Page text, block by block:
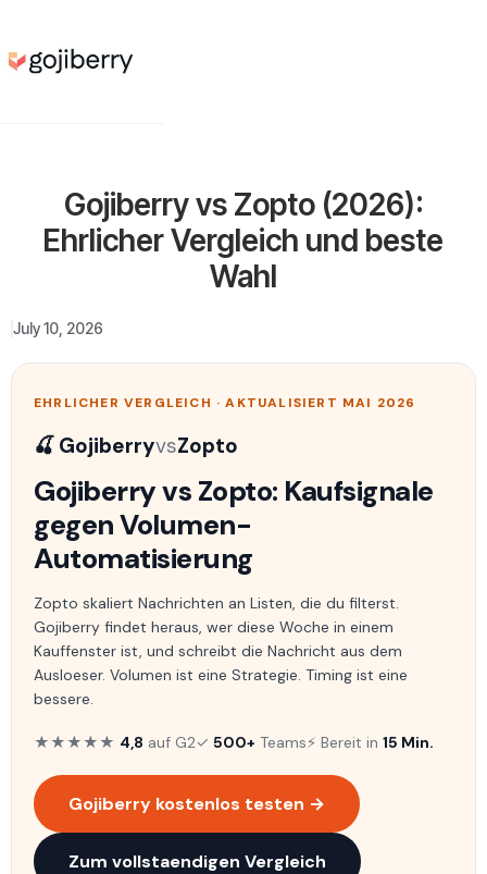
Gojiberry vs Zopto (2026):
Ehrlicher Vergleich und beste
Wahl
July 10, 2026
EHRLICHER VERGLEICH · AKTUALISIERT MAI 2026
🍒 GojiberryvsZopto
Gojiberry vs Zopto: Kaufsignale
gegen Volumen-
Automatisierung
Zopto skaliert Nachrichten an Listen, die du filterst.
Gojiberry findet heraus, wer diese Woche in einem
Kauffenster ist, und schreibt die Nachricht aus dem
Ausloeser. Volumen ist eine Strategie. Timing ist eine
bessere.
★★★★★ 4,8 auf G2✓ 500+ Teams⚡ Bereit in 15 Min.
Gojiberry kostenlos testen →
Zum vollstaendigen Vergleich